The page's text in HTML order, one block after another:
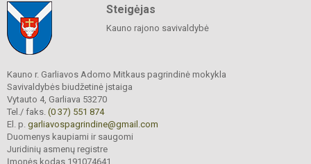
Steigėjas
Kauno rajono savivaldybė
Kauno r. Garliavos Adomo Mitkaus pagrindinė mokykla
Savivaldybės biudžetinė įstaiga
Vytauto 4, Garliava 53270
Tel./ faks. (0 37) 551 874
El. p. garliavospagrindine@gmail.com
Duomenys kaupiami ir saugomi
Juridinių asmenų registre
Įmonės kodas 191074641